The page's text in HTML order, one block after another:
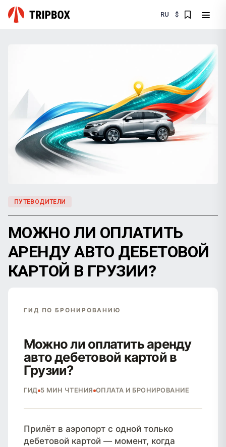
RU $
ПУТЕВОДИТЕЛИ
МОЖНО ЛИ ОПЛАТИТЬ
АРЕНДУ АВТО ДЕБЕТОВОЙ
КАРТОЙ В ГРУЗИИ?
ГИД ПО БРОНИРОВАНИЮ
Можно ли оплатить аренду
автодебетовой картой в
Грузии?
ГИД 5 МИН ЧТЕНИЯ ОПЛАТА И БРОНИРОВАНИЕ
Прилёт в аэропорт с одной только
дебетовой картой — момент, когда